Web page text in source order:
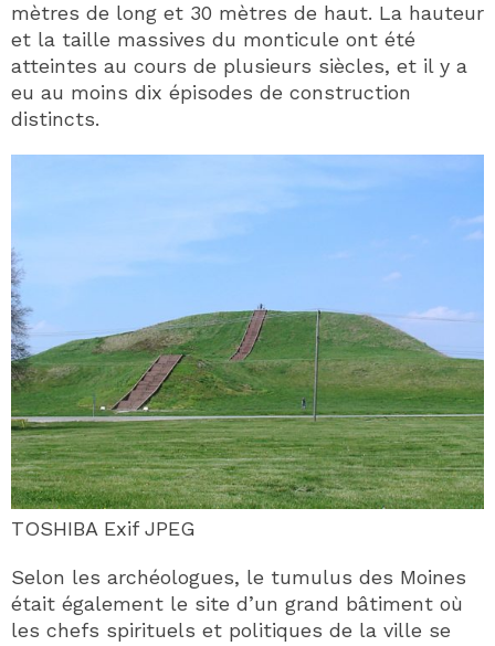
mètres de long et 30 mètres de haut. La hauteur
et la taille massives du monticule ont été
atteintes au cours de plusieurs siècles, et il y a
eu au moins dix épisodes de construction
distincts.
TOSHIBA Exif JPEG
Selon les archéologues, le tumulus des Moines
était également le site d’un grand bâtiment où
les chefs spirituels et politiques de la ville se